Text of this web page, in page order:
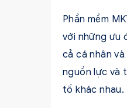
Phần mềm
với những ưu
cả cá nhân
nguồn lực và
tố khác nhau.